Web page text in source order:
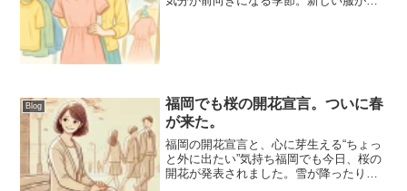
Blog
福岡でも桜の開花宣言。ついに春
が来た。
福岡の開花宣言と、心に芽生える“ちょっ
と外に出たい”気持ち福岡でも今日、桜の
開花が発表されました。雪が降ったり、